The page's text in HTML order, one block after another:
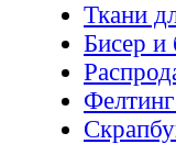
Ткани
Бисер и